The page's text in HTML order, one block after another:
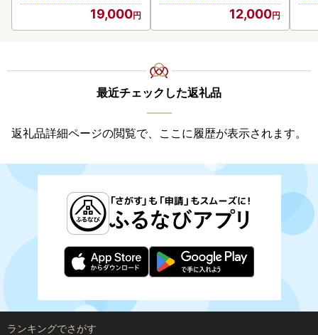
19,000 12,000
最近チェックした返礼品
返礼品詳細ページの閲覧で、ここに履歴が表示されます。
ランキングでさがす